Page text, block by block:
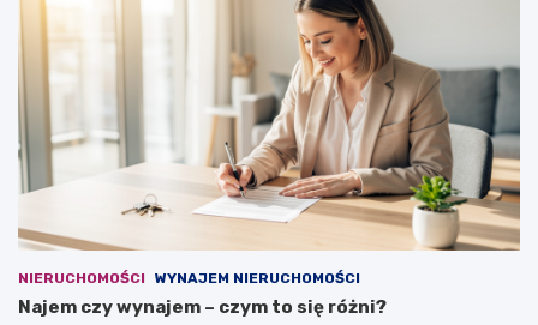
NIERUCHOMOŚCI WYNAJEM NIERUCHOMOŚCI
Najem czy wynajem – czym to się różni?